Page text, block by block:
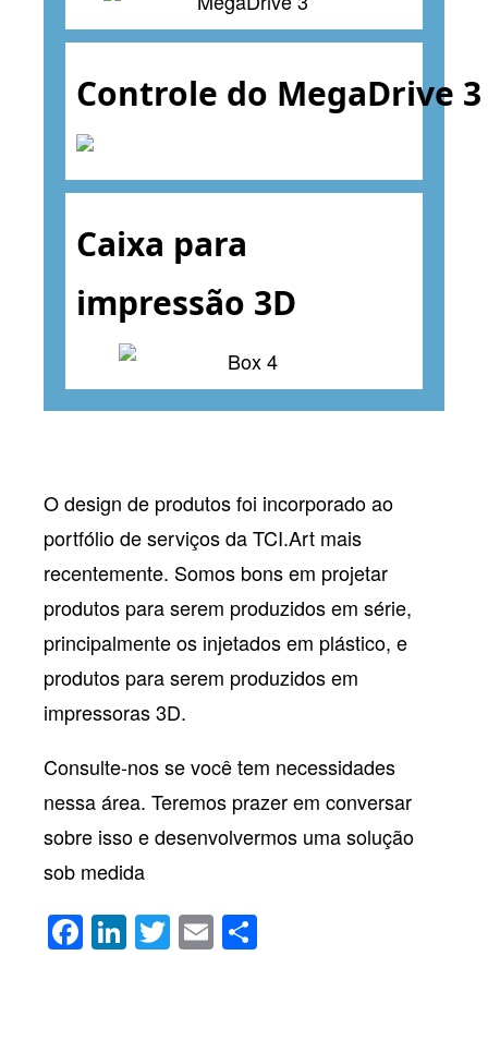
Controle do MegaDrive 3
Caixa para
impressão 3D
O design de produtos foi incorporado ao
portfólio de serviços da TCI.Art mais
recentemente. Somos bons em projetar
produtos para serem produzidos em série,
principalmente os injetados em plástico, e
produtos para serem produzidos em
impressoras 3D.
Consulte-nos se você tem necessidades
nessa área. Teremos prazer em conversar
sobre isso e desenvolvermos uma solução
sob medida
F
a
Li
n
T
wi
E
m